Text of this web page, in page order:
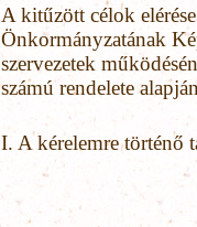
A kitűzött célok
Önkormányzatának
szervezetek
számú rendelete
I. A kérelemre történő